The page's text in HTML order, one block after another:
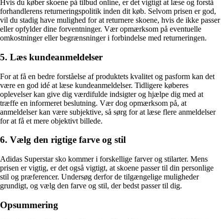
Hvis du køber skoene på tilbud online, er det vigtigt at læse og forstå
forhandlerens returneringspolitik inden dit køb. Selvom prisen er god,
vil du stadig have mulighed for at returnere skoene, hvis de ikke passer
eller opfylder dine forventninger. Vær opmærksom på eventuelle
omkostninger eller begrænsninger i forbindelse med returneringen.
5. Læs kundeanmeldelser
For at få en bedre forståelse af produktets kvalitet og pasform kan det
være en god idé at læse kundeanmeldelser. Tidligere køberes
oplevelser kan give dig værdifulde indsigter og hjælpe dig med at
træffe en informeret beslutning. Vær dog opmærksom på, at
anmeldelser kan være subjektive, så sørg for at læse flere anmeldelser
for at få et mere objektivt billede.
6. Vælg den rigtige farve og stil
Adidas Superstar sko kommer i forskellige farver og stilarter. Mens
prisen er vigtig, er det også vigtigt, at skoene passer til din personlige
stil og præferencer. Undersøg derfor de tilgængelige muligheder
grundigt, og vælg den farve og stil, der bedst passer til dig.
Opsummering